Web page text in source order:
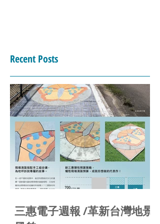
Recent Posts
三惠電子週報 /革新台灣地景